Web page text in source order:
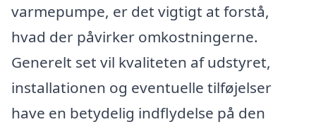
varmepumpe, er det vigtigt at forstå,
hvad der påvirker omkostningerne.
Generelt set vil kvaliteten af udstyret,
installationen og eventuelle tilføjelser
have en betydelig indflydelse på den